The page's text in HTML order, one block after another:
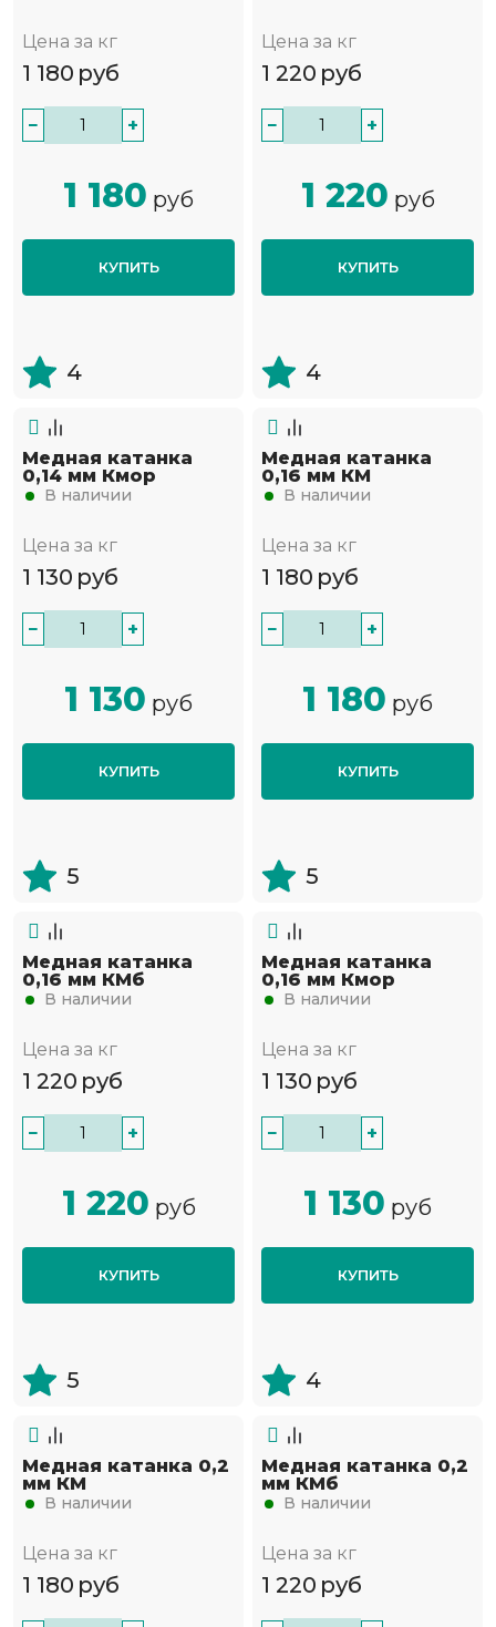
Цена за кг
1 180 руб
− +
1 180 руб
КУПИТЬ
4
Цена за кг
1 220 руб
− +
1 220 руб
КУПИТЬ
4
Медная катанка
0,14 мм Кмор
В наличии
Цена за кг
1 130 руб
− +
1 130 руб
КУПИТЬ
5
Медная катанка
0,16 мм КМ
В наличии
Цена за кг
1 180 руб
− +
1 180 руб
КУПИТЬ
5
Медная катанка
0,16 мм КМб
В наличии
Цена за кг
1 220 руб
− +
1 220 руб
КУПИТЬ
5
Медная катанка
0,16 мм Кмор
В наличии
Цена за кг
1 130 руб
− +
1 130 руб
КУПИТЬ
4
Медная катанка 0,2
мм КМ
В наличии
Цена за кг
1 180 руб
Медная катанка 0,2
мм КМб
В наличии
Цена за кг
1 220 руб